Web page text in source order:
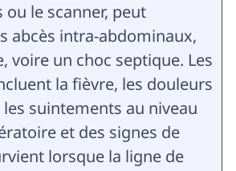
le scanner, peut
abcès intra-abdominaux,
voire un choc septique. Les
la fièvre, les douleurs
suintements au niveau
et des signes de
lorsque la ligne de